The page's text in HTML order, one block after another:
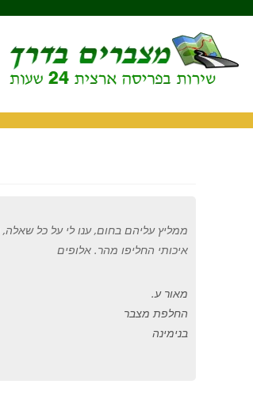
ממליץ עליהם בחום,ענו לי על כל שאלה,
איכותי החליפו מהר. אלופים
מאור ע.
החלפת מצבר
בנימינה